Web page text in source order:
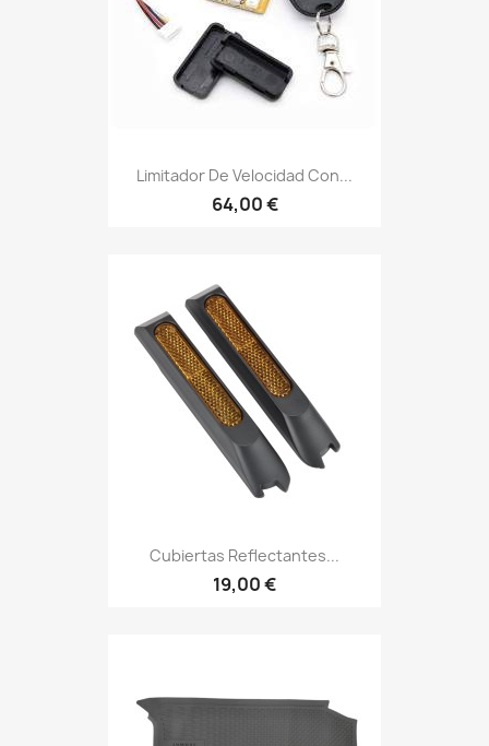
Limitador De Velocidad Con...
64,00 €
Cubiertas Reflectantes...
19,00 €